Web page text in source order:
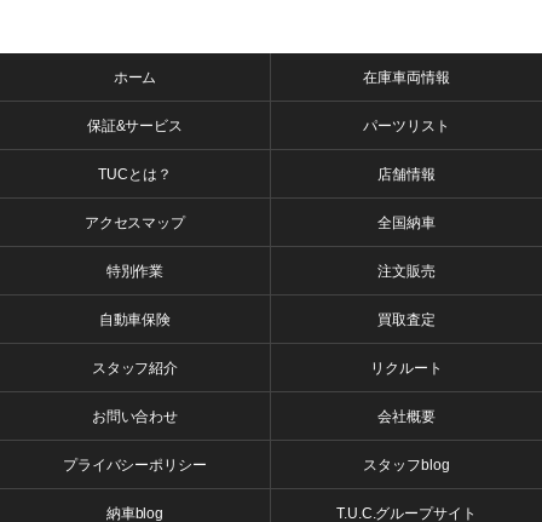
ホーム 在庫車両情報
保証&サービス パーツリスト
TUCとは？ 店舗情報
アクセスマップ 全国納車
特別作業 注文販売
自動車保険 買取査定
スタッフ紹介 リクルート
お問い合わせ 会社概要
プライバシーポリシー スタッフblog
納車blog T.U.C.グループサイト